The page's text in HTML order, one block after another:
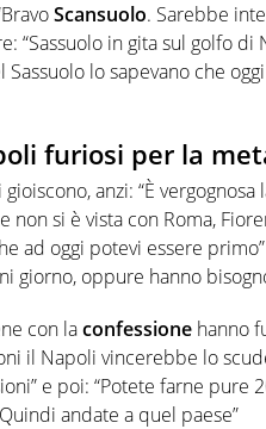
Scansuolo. Sarebbe
“Sassuolo in gita sul golfo
lo sapevano che
furiosi per la
anzi: “È
non si è vista con Roma,
ad oggi potevi essere
giorno, oppure hanno
con laconfessione hanno
il Napoli vincerebbe lo
e poi: “Potete farne
andate a quel paese”